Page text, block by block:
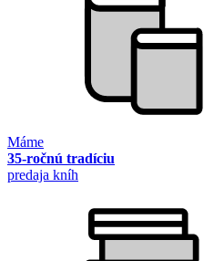
Máme
35-ročnú tradíciu
predaja kníh